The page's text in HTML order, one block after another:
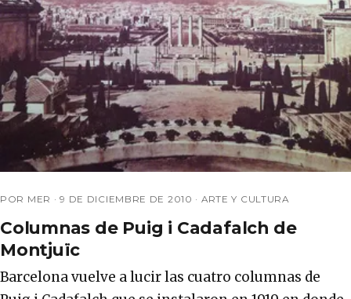
POR MER ·9 DE DICIEMBRE DE 2010 · ARTE Y CULTURA
Columnas de Puig i Cadafalch de
Montjuïc
Barcelona vuelve a lucir las cuatro columnas de